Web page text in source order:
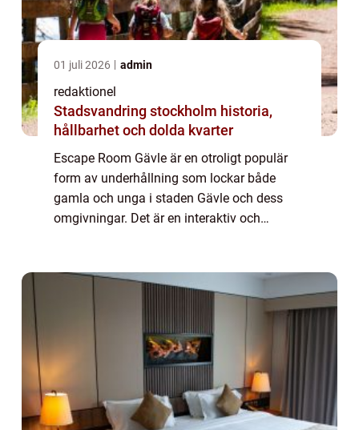
01 juli 2026 admin
redaktionel
Stadsvandring stockholm historia,
hållbarhet och dolda kvarter
Escape Room Gävle är en otroligt populär
form av underhållning som lockar både
gamla och unga i staden Gävle och dess
omgivningar. Det är en interaktiv och
gåtor fö...